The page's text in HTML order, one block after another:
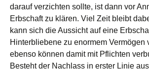
darauf verzichten sollte, ist dann vor
Erbschaft zu klären. Viel Zeit bleibt
kann sich die Aussicht auf eine
Hinterbliebene zu enormem Vermögen
ebenso können damit mit Pflichten
Besteht der Nachlass in erster Linie aus